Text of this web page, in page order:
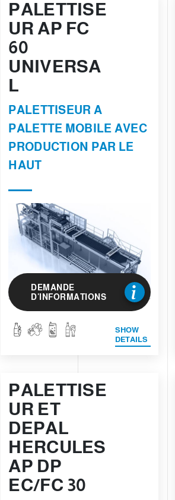
PALETTISE
UR AP FC
60
UNIVERSA
L
PALETTISEUR A
PALETTE MOBILE AVEC
PRODUCTION PAR LE
HAUT
DEMANDE
D'INFORMATIONS
SHOW
DETAILS
PALETTISE
UR ET
DEPAL
HERCULES
AP DP
EC/FC 30